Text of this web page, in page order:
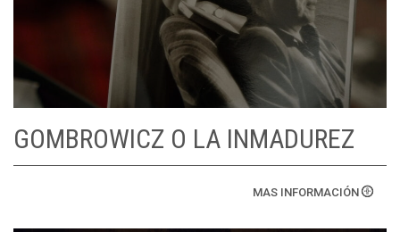
GOMBROWICZ O LA INMADUREZ
MAS INFORMACIÓN